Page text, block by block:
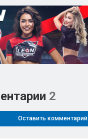
2
Оставить комментарий